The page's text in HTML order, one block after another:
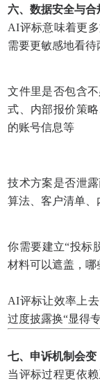
六、数据安全与
AI评标意味着更
需要更敏感地看待
文件里是否包含
式、内部报价策
的账号信息等
技术方案是否泄
算法、客户清单、
你需要建立“投标
材料可以遮盖，哪
AI评标让效率上
过度披露换“显得
七、申诉机制会变
当评标过程更依